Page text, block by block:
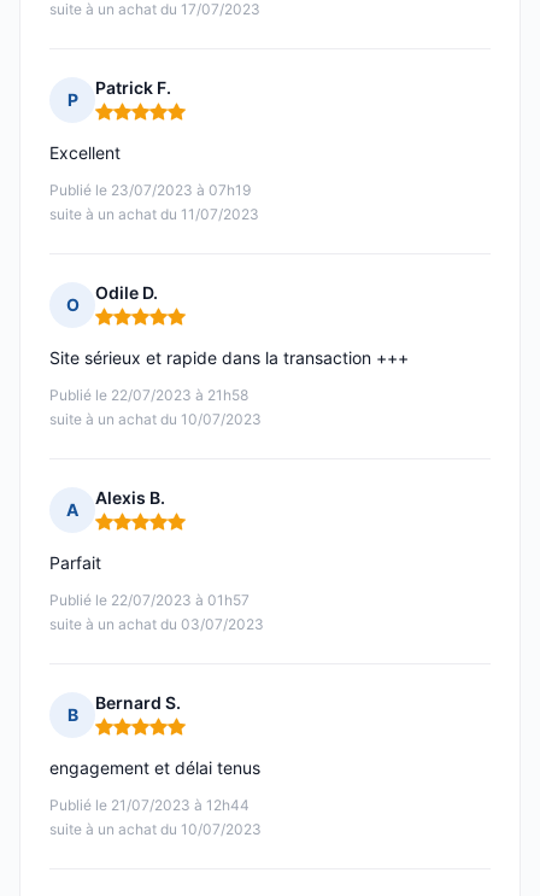
suite à un achat du 17/07/2023
P
Patrick F.
Note : 5 sur 5
Publié le 23/07/2023 à 07h19
suite à un achat du 11/07/2023
Excellent
O
Odile D.
Note : 5 sur 5
Publié le 22/07/2023 à 21h58
suite à un achat du 10/07/2023
Site sérieux et rapide dans la transaction +++
A
Alexis B.
Note : 5 sur 5
Publié le 22/07/2023 à 01h57
suite à un achat du 03/07/2023
Parfait
B
Bernard S.
Note : 5 sur 5
Publié le 21/07/2023 à 12h44
suite à un achat du 10/07/2023
engagement et délai tenus